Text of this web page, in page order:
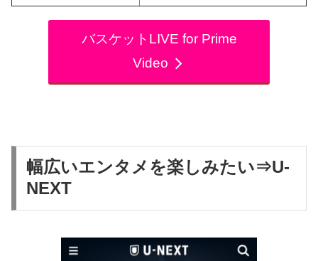
バスケットLIVE for Prime
Video
幅広いエンタメを楽しみたい⇒U-
NEXT